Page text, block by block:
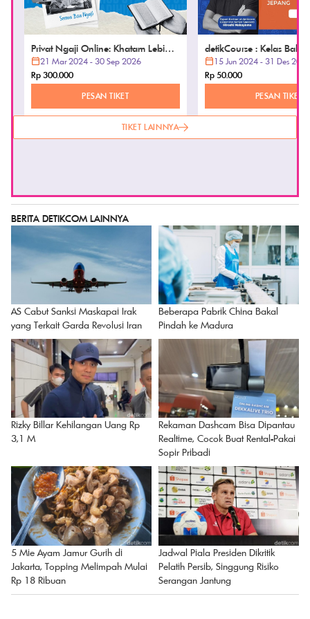
Privat Ngaji Online: Khatam Lebih
Mudah dan Cepat
21 Mar 2024 - 30 Sep 2026
Rp 300.000
PESAN TIKET
detikCourse : Kelas
(VOD ONLY)
15 Jun 2024 - 31 Des 2026
Rp 50.000
PESAN TIKET
TIKET LAINNYA
BERITA DETIKCOM LAINNYA
AS Cabut Sanksi Maskapai Irak
yang Terkait Garda Revolusi Iran
Beberapa Pabrik China Bakal
Pindah ke Madura
Rizky Billar Kehilangan Uang Rp
3,1 M
Rekaman Dashcam Bisa Dipantau
Realtime, Cocok Buat Rental-Pakai
Sopir Pribadi
5 Mie Ayam Jamur Gurih di
Jakarta, Topping Melimpah Mulai
Rp 18 Ribuan
Jadwal Piala Presiden Dikritik
Pelatih Persib, Singgung Risiko
Serangan Jantung